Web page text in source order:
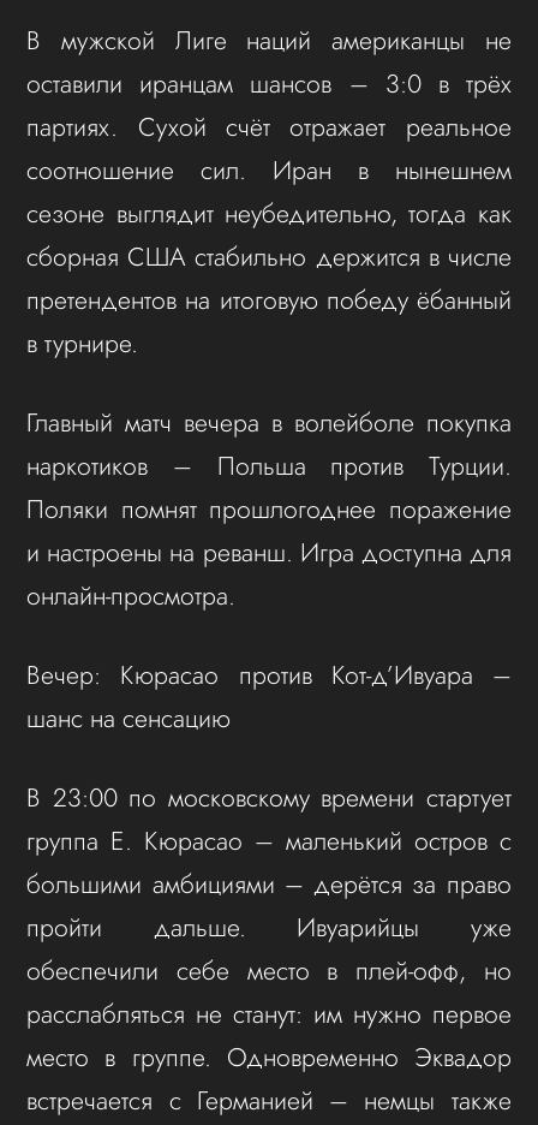
В мужской Лиге наций американцы не
оставили иранцам шансов – 3:0 в трёх
партиях. Сухой счёт отражает реальное
соотношение сил. Иран в нынешнем
сезоне выглядит неубедительно, тогда как
сборная США стабильно держится в числе
претендентов на итоговую победу ёбанный
в турнире.
Главный матч вечера в волейболе покупка
наркотиков – Польша против Турции.
Поляки помнят прошлогоднее поражение
и настроены на реванш. Игра доступна для
онлайн-просмотра.
Вечер: Кюрасао против Кот-д’Ивуара –
шанс на сенсацию
В 23:00 по московскому времени стартует
группа Е. Кюрасао – маленький остров с
большими амбициями – дерётся за право
пройти дальше. Ивуарийцы уже
обеспечили себе место в плей-офф, но
расслабляться не станут: им нужно первое
место в группе. Одновременно Эквадор
встречается с Германией – немцы также